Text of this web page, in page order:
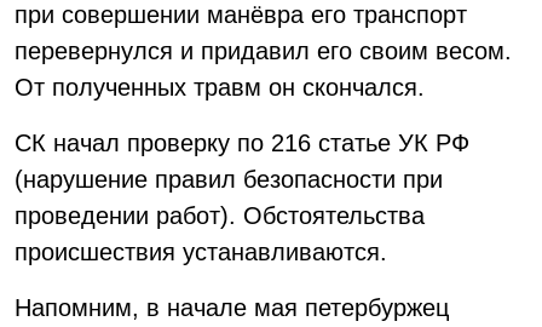
при совершении манёвра его транспорт
перевернулся и придавил его своим весом.
От полученных травм он скончался.
СК начал проверку по 216 статье УК РФ
(нарушение правил безопасности при
проведении работ). Обстоятельства
происшествия устанавливаются.
Напомним, в начале мая петербуржец